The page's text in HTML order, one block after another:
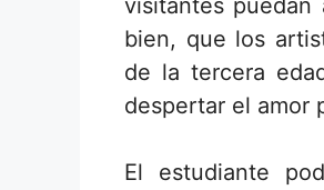
bien, que los
de la tercera
despertar el amor
El estudiante